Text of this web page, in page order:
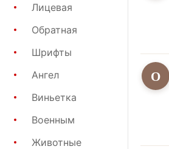
Лицевая
Обратная
Шрифты
Ангел
Виньетка
Военным
Животные
О